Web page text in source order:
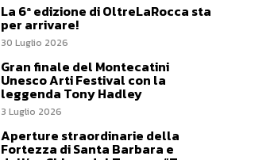
La 6ª edizione di OltreLaRocca sta
per arrivare!
30 Luglio 2026
Gran finale del Montecatini
Unesco Arti Festival con la
leggenda Tony Hadley
3 Luglio 2026
Aperture straordinarie della
Fortezza di Santa Barbara e